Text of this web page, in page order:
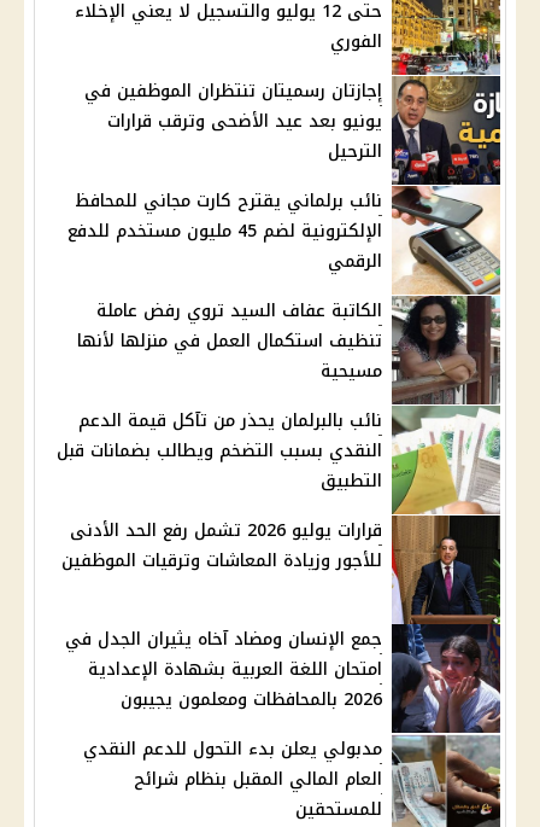
حتى 12 يوليو والتسجيل لا يعني الإخلاء
الفوري
إجازتان رسميتان تنتظران الموظفين في
يونيو بعد عيد الأضحى وترقب قرارات
الترحيل
نائب برلماني يقترح كارت مجاني للمحافظ
الإلكترونية لضم 45 مليون مستخدم للدفع
الرقمي
الكاتبة عفاف السيد تروي رفض عاملة
تنظيف استكمال العمل في منزلها لأنها
مسيحية
نائب بالبرلمان يحذر من تآكل قيمة الدعم
النقدي بسبب التضخم ويطالب بضمانات قبل
التطبيق
قرارات يوليو 2026 تشمل رفع الحد الأدنى
للأجور وزيادة المعاشات وترقيات الموظفين
جمع الإنسان ومضاد آخاه يثيران الجدل في
امتحان اللغة العربية بشهادة الإعدادية
2026 بالمحافظات ومعلمون يجيبون
مدبولي يعلن بدء التحول للدعم النقدي
العام المالي المقبل بنظام شرائح
للمستحقين